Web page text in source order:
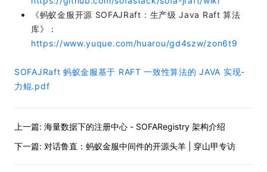
《蚂蚁金服开源 SOFAJRaft：生产级 Java Raft 算法
库》：
https://www.yuque.com/huarou/gd4szw/zon6t9
SOFAJRaft 蚂蚁金服基于 RAFT 一致性算法的 JAVA 实现-
力鲲.pdf
上一篇: 海量数据下的注册中心 - SOFARegistry 架构介绍
下一篇: 对话鲁直：蚂蚁金服中间件的开源头羊 | 穿山甲专访